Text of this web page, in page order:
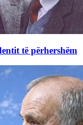
të përhershëm